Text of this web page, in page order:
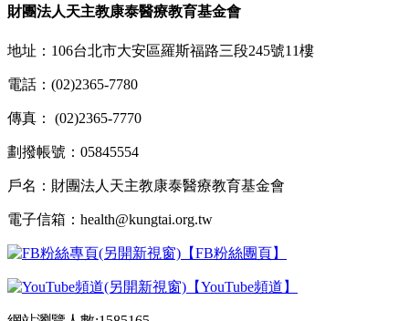
財團法人天主教康泰醫療教育基金會
地址：106台北市大安區羅斯福路三段245號11樓
電話：(02)2365-7780
傳真： (02)2365-7770
劃撥帳號：05845554
戶名：財團法人天主教康泰醫療教育基金會
電子信箱：health@kungtai.org.tw
【FB粉絲團頁】
【YouTube頻道】